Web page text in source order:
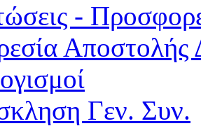
-
Αποστολής
Γεν. Συν.